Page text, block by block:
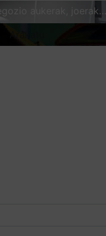
aukerak, joerak…